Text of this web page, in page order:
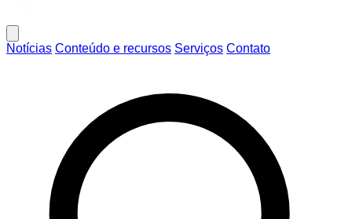
Notícias Conteúdo e recursos Serviços Contato